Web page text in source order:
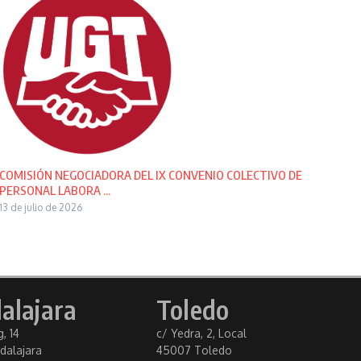
COMISIÓN NEGOCIADORA DEL IX CONVENIO COLECTIVO DE
PERSONAL LABORA ...
13 de julio de 2026
14
Toledo
c/ Yedra, 2, Local
45007 Toledo